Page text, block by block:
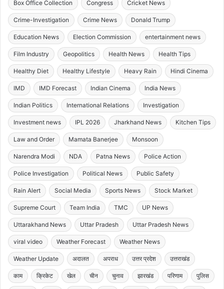
Box Office Collection Congress Cricket News
Crime-Investigation Crime News Donald Trump
Education News Election Commission entertainment news
Film Industry Geopolitics Health News Health Tips
Healthy Diet Healthy Lifestyle Heavy Rain Hindi Cinema
IMD IMD Forecast Indian Cinema India News
Indian Politics International Relations Investigation
Investment news IPL 2026 Jharkhand News Kitchen Tips
Law and Order Mamata Banerjee Monsoon
Narendra Modi NDA Patna News Police Action
Police Investigation Political News Public Safety
Rain Alert Social Media Sports News Stock Market
Supreme Court Team India TMC UP News
Uttarakhand News Uttar Pradesh Uttar Pradesh News
viral video Weather Forecast Weather News
Weather Update अदालत अपराध उत्तर प्रदेश उत्तराखंड
काम क्रिकेट खेल चीन चुनाव झारखंड परिणाम पुलिस